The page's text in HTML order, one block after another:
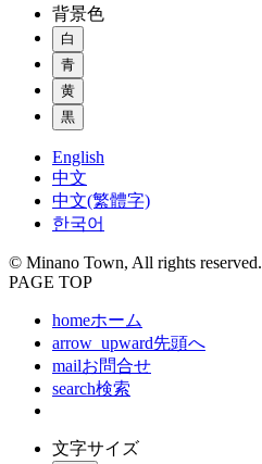
背景色
白
青
黄
黒
English
中文
中文(繁體字)
한국어
© Minano Town, All rights reserved.
PAGE TOP
homeホーム
arrow_upward先頭へ
mailお問合せ
search検索
文字サイズ